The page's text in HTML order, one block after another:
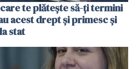
te plătește să-ți termini
acest drept și primesc și
stat